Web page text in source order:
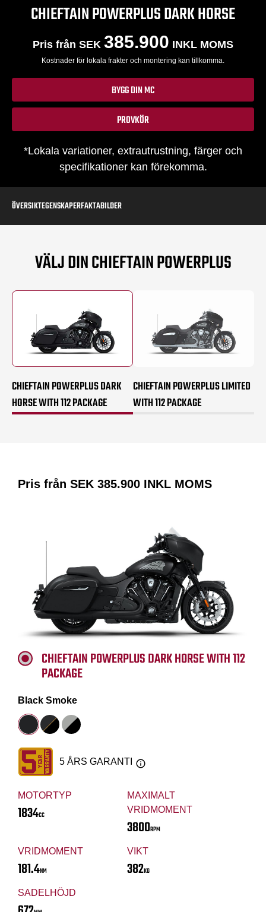
CHIEFTAIN POWERPLUS DARK HORSE
Pris från SEK 385.900 INKL MOMS
Kostnader för lokala frakter och montering kan tillkomma.
BYGG DIN MC
PROVKÖR
*Lokala variationer, extrautrustning, färger och
specifikationer kan förekomma.
ÖVERSIKTEGENSKAPERFAKTABILDER
VÄLJ DIN CHIEFTAIN POWERPLUS
CHIEFTAIN POWERPLUS DARK
HORSE WITH 112 PACKAGE
CHIEFTAIN POWERPLUS LIMITED
WITH 112 PACKAGE
Pris från SEK 385.900 INKL MOMS
MOTORTYP
1834CC
MAXIMALT
VRIDMOMENT
3800RPM
VRIDMOMENT
181.4NM
VIKT
382KG
SADELHÖJD
CHIEFTAIN POWERPLUS DARK HORSE WITH 112
PACKAGE
Black Smoke
5 ÅRS GARANTI